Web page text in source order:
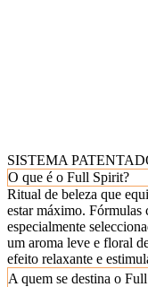
SISTEMA
O que é o Full Spirit?
Ritual de beleza que
estar máximo. Fórmulas
especialmente
um aroma leve e floral
efeito relaxante e
A quem se destina o